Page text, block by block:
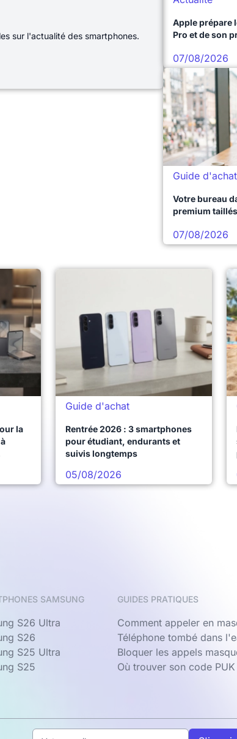
sur l'actualité des smartphones.
Apple prépare
Pro et de son
07/08/2026
Guide d'achat
Votre bureau
premium
07/08/2026
la
Guide d'achat
Rentrée 2026 : 3 smartphones
pour étudiant, endurants et
suivis longtemps
05/08/2026
SAMSUNG
S26 Ultra
S26
S25 Ultra
S25
GUIDES PRATIQUES
Comment appeler en
Téléphone tombé dans
Bloquer les appels
Où trouver son code PUK